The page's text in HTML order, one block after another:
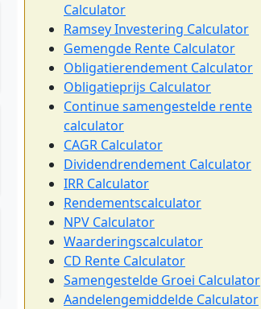
Calculator
Ramsey Investering Calculator
Gemengde Rente Calculator
Obligatierendement Calculator
Obligatieprijs Calculator
Continue samengestelde rente
calculator
CAGR Calculator
Dividendrendement Calculator
IRR Calculator
Rendementscalculator
NPV Calculator
Waarderingscalculator
CD Rente Calculator
Samengestelde Groei Calculator
Aandelengemiddelde Calculator